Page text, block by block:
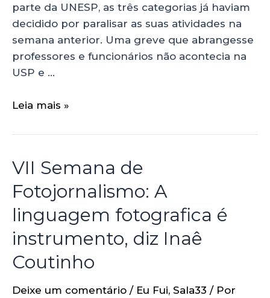
parte da UNESP, as três categorias já haviam
decidido por paralisar as suas atividades na
semana anterior. Uma greve que abrangesse
professores e funcionários não acontecia na
USP e …
Leia mais »
VII Semana de
Fotojornalismo: A
linguagem fotografica é
instrumento, diz Inaê
Coutinho
Deixe um comentário / Eu Fui, Sala33 / Por